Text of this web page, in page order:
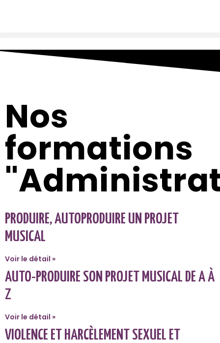
Nos
formations
PRODUIRE, AUTOPRODUIRE UN PROJET
MUSICAL
Voir le détail »
AUTO-PRODUIRE SON PROJET MUSICAL DE A À
Z
Voir le détail »
VIOLENCE ET HARCÈLEMENT SEXUEL ET